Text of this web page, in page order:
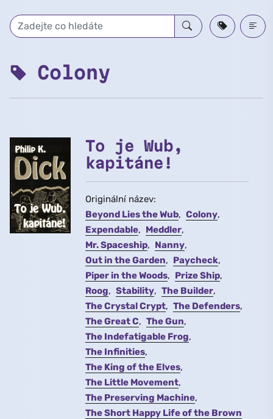
Colony
To je Wub,
kapitáne!
Originální název:
Beyond Lies the Wub
Colony
Expendable
Meddler
Mr. Spaceship
Nanny
Out in the Garden
Paycheck
Piper in the Woods
Prize Ship
Roog
Stability
The Builder
The Crystal Crypt
The Defenders
The Great C
The Gun
The Indefatigable Frog
The Infinities
The King of the Elves
The Little Movement
The Preserving Machine
The Short Happy Life of the Brown